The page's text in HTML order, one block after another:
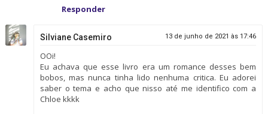
Responder
Silviane Casemiro 13 de junho de 2021 às 17:46
OOi!
Eu achava que esse livro era um romance desses bem
bobos, mas nunca tinha lido nenhuma critica. Eu adorei
saber o tema e acho que nisso até me identifico com a
Chloe kkkk